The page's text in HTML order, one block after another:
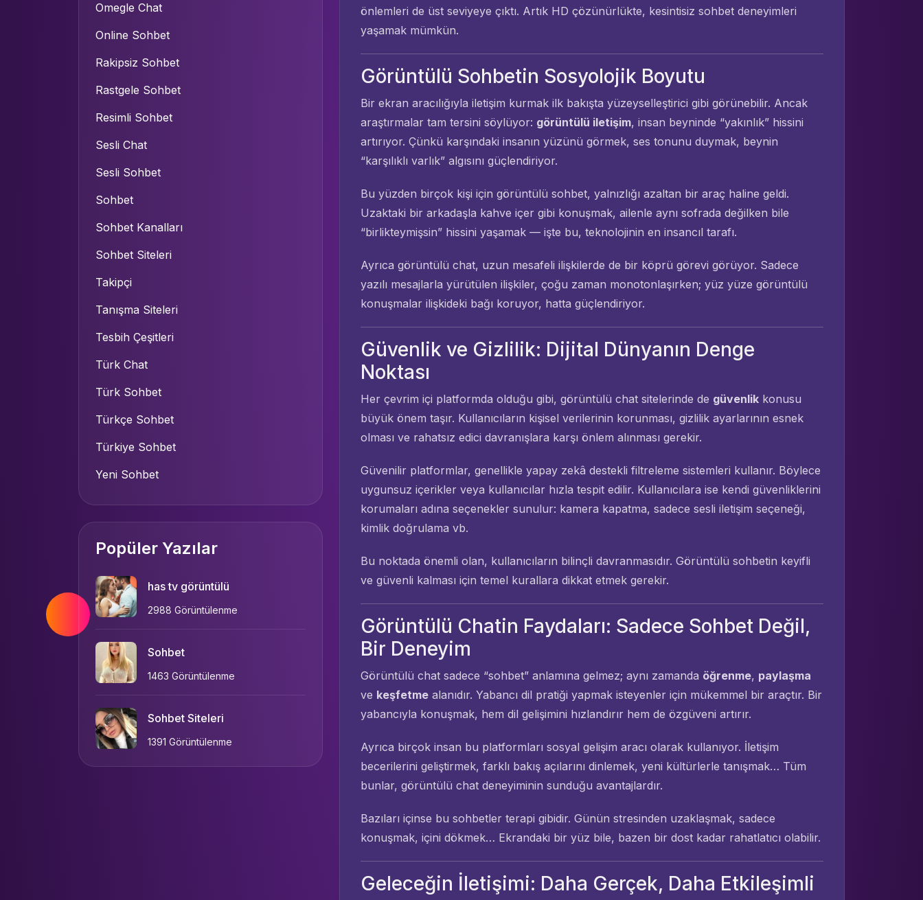
önlemleri de üst seviyeye çıktı. Artık HD çözünürlükte, kesintisiz sohbet deneyimleri
yaşamak mümkün.
Görüntülü Sohbetin Sosyolojik Boyutu
Bir ekran aracılığıyla iletişim kurmak ilk bakışta yüzeyselleştirici gibi görünebilir. Ancak
araştırmalar tam tersini söylüyor: görüntülü iletişim, insan beyninde “yakınlık” hissini
artırıyor. Çünkü karşındaki insanın yüzünü görmek, ses tonunu duymak, beynin
“karşılıklı varlık” algısını güçlendiriyor.
Bu yüzden birçok kişi için görüntülü sohbet, yalnızlığı azaltan bir araç haline geldi.
Uzaktaki bir arkadaşla kahve içer gibi konuşmak, ailenle aynı sofrada değilken bile
“birlikteymişsin” hissini yaşamak — işte bu, teknolojinin en insancıl tarafı.
Ayrıca görüntülü chat, uzun mesafeli ilişkilerde de bir köprü görevi görüyor. Sadece
yazılı mesajlarla yürütülen ilişkiler, çoğu zaman monotonlaşırken; yüz yüze görüntülü
konuşmalar ilişkideki bağı koruyor, hatta güçlendiriyor.
Güvenlik ve Gizlilik: Dijital Dünyanın Denge
Noktası
Her çevrim içi platformda olduğu gibi, görüntülü chat sitelerinde de güvenlik konusu
büyük önem taşır. Kullanıcıların kişisel verilerinin korunması, gizlilik ayarlarının esnek
olması ve rahatsız edici davranışlara karşı önlem alınması gerekir.
Güvenilir platformlar, genellikle yapay zekâ destekli filtreleme sistemleri kullanır. Böylece
uygunsuz içerikler veya kullanıcılar hızla tespit edilir. Kullanıcılara ise kendi güvenliklerini
korumaları adına seçenekler sunulur: kamera kapatma, sadece sesli iletişim seçeneği,
kimlik doğrulama vb.
Bu noktada önemli olan, kullanıcıların bilinçli davranmasıdır. Görüntülü sohbetin keyifli
ve güvenli kalması için temel kurallara dikkat etmek gerekir.
Görüntülü Chatin Faydaları: Sadece Sohbet Değil,
Bir Deneyim
Görüntülü chat sadece “sohbet” anlamına gelmez; aynı zamanda öğrenme, paylaşma
ve keşfetme alanıdır. Yabancı dil pratiği yapmak isteyenler için mükemmel bir araçtır. Bir
yabancıyla konuşmak, hem dil gelişimini hızlandırır hem de özgüveni artırır.
Ayrıca birçok insan bu platformları sosyal gelişim aracı olarak kullanıyor. İletişim
becerilerini geliştirmek, farklı bakış açılarını dinlemek, yeni kültürlerle tanışmak… Tüm
bunlar, görüntülü chat deneyiminin sunduğu avantajlardır.
Bazıları içinse bu sohbetler terapi gibidir. Günün stresinden uzaklaşmak, sadece
konuşmak, içini dökmek… Ekrandaki bir yüz bile, bazen bir dost kadar rahatlatıcı olabilir.
Geleceğin İletişimi: Daha Gerçek, Daha Etkileşimli
Omegle Chat
Online Sohbet
Rakipsiz Sohbet
Rastgele Sohbet
Resimli Sohbet
Sesli Chat
Sesli Sohbet
Sohbet
Sohbet Kanalları
Sohbet Siteleri
Takipçi
Tanışma Siteleri
Tesbih Çeşitleri
Türk Chat
Türk Sohbet
Türkçe Sohbet
Türkiye Sohbet
Yeni Sohbet
Popüler Yazılar
has tv görüntülü
2988 Görüntülenme
Sohbet
1463 Görüntülenme
Sohbet Siteleri
1391 Görüntülenme